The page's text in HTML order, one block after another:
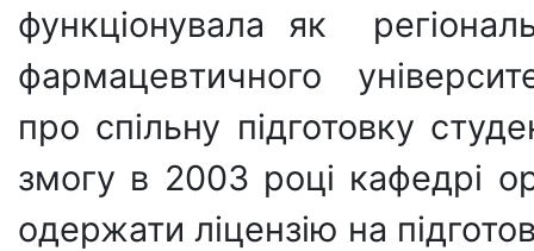
функціонувала як
фармацевтичного
про спільну підготовку
змогу в 2003 році кафедрі
одержати ліцензію на